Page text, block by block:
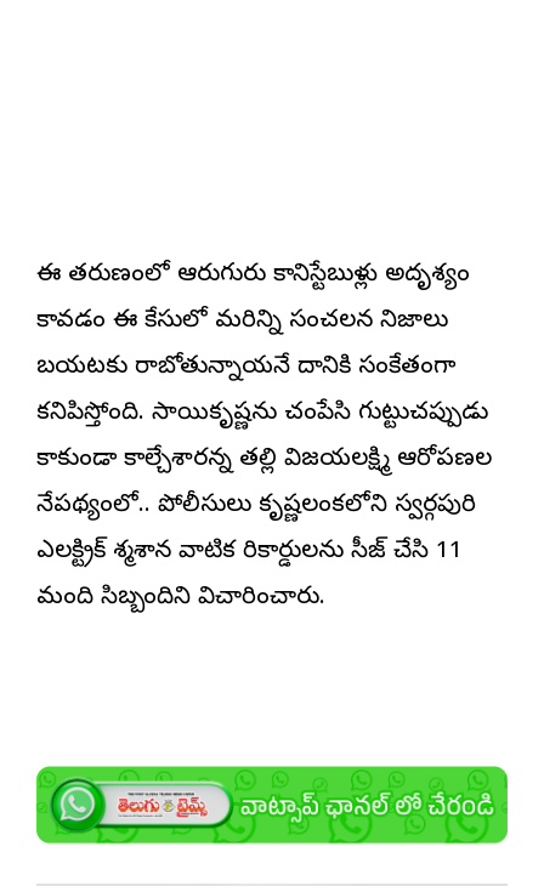
ఈ తరుణంలో ఆరుగురు కానిస్టేబుళ్లు అదృశ్యం
కావడం ఈ కేసులో మరిన్ని సంచలన నిజాలు
బయటకు రాబోతున్నాయనే దానికి సంకేతంగా
కనిపిస్తోంది. సాయికృష్ణను చంపేసి గుట్టుచప్పుడు
కాకుండా కాల్చేశారన్న తల్లి విజయలక్ష్మి ఆరోపణల
నేపథ్యంలో.. పోలీసులు కృష్ణలంకలోని స్వర్గపురి
ఎలక్ట్రిక్ శ్మశాన వాటిక రికార్డులను సీజ్ చేసి 11
మంది సిబ్బందిని విచారించారు.